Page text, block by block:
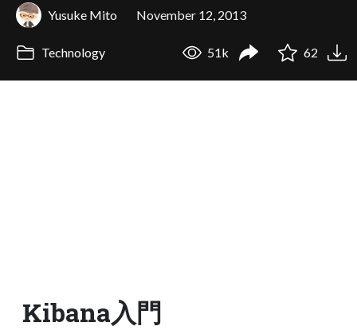
Yusuke Mito November 12, 2013
Technology 51k 62
Kibana入門